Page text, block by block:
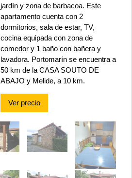
jardín y zona de barbacoa. Este
apartamento cuenta con 2
dormitorios, sala de estar, TV,
cocina equipada con zona de
comedor y 1 baño con bañera y
lavadora. Portomarín se encuentra a
50 km de la CASA SOUTO DE
ABAJO y Melide, a 10 km.
Ver precio